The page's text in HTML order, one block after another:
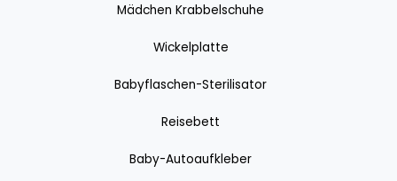
Mädchen Krabbelschuhe
Wickelplatte
Babyflaschen-Sterilisator
Reisebett
Baby-Autoaufkleber